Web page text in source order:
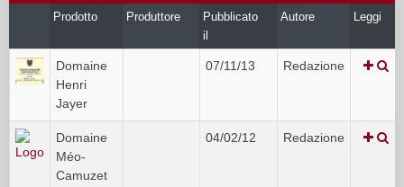
Prodotto Produttore
Pubblicato
il
Autore Leggi
Domaine
Henri
Jayer
07/11/13 Redazione
Domaine
Méo-
Camuzet
04/02/12 Redazione